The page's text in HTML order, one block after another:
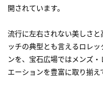
開されています。
流行に左右されない美しさ
ッチの典型とも言えるロレ
ンを、宝石広場ではメンズ
エーションを豊富に取り揃え